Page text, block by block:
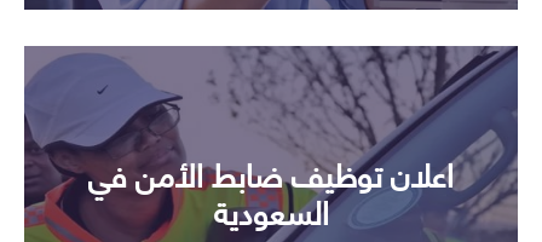
اعلان توظيف ضابط الأمن في
السعودية